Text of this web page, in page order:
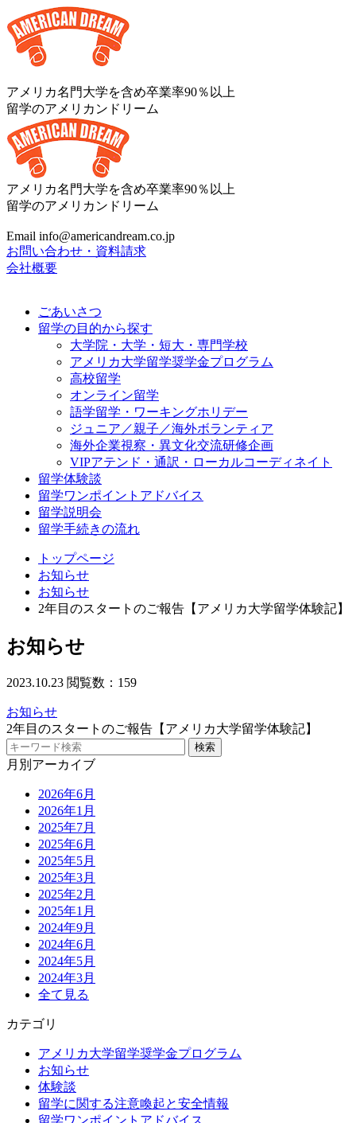
アメリカ名門大学を含め卒業率90％以上
留学のアメリカンドリーム
アメリカ名門大学を含め卒業率90％以上
留学のアメリカンドリーム
Email info@americandream.co.jp
お問い合わせ・資料請求
会社概要
ごあいさつ
留学の目的から探す
大学院・大学・短大・専門学校
アメリカ大学留学奨学金プログラム
高校留学
オンライン留学
語学留学・ワーキングホリデー
ジュニア／親子／海外ボランティア
海外企業視察・異文化交流研修企画
VIPアテンド・通訳・ローカルコーディネイト
留学体験談
留学ワンポイントアドバイス
留学説明会
留学手続きの流れ
トップページ
お知らせ
お知らせ
2年目のスタートのご報告【アメリカ大学留学体験記】
お知らせ
2023.10.23 閲覧数：159
お知らせ
2年目のスタートのご報告【アメリカ大学留学体験記】
月別アーカイブ
2026年6月
2026年1月
2025年7月
2025年6月
2025年5月
2025年3月
2025年2月
2025年1月
2024年9月
2024年6月
2024年5月
2024年3月
全て見る
カテゴリ
アメリカ大学留学奨学金プログラム
お知らせ
体験談
留学に関する注意喚起と安全情報
留学ワンポイントアドバイス